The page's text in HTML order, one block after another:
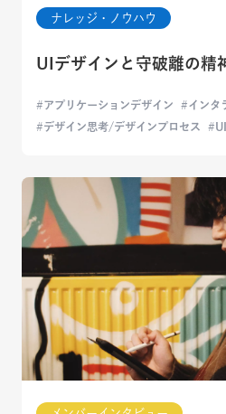
ナレッジ・ノウハウ
UIデザインと守破離の精
アプリケーションデザイン
インタ
デザイン思考/デザインプロセス